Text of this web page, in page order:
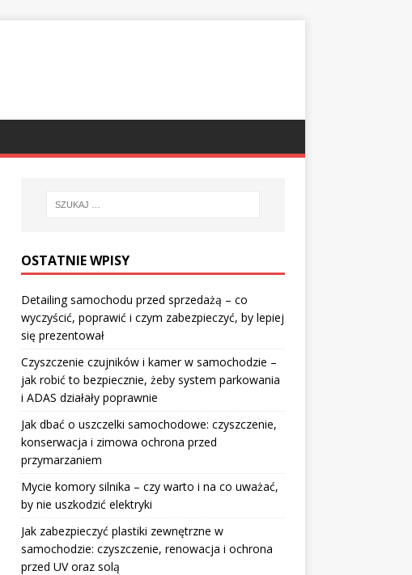
OSTATNIE WPISY
Detailing samochodu przed sprzedażą – co
wyczyścić, poprawić i czym zabezpieczyć, by lepiej
się prezentował
Czyszczenie czujników i kamer w samochodzie –
jak robić to bezpiecznie, żeby system parkowania
i ADAS działały poprawnie
Jak dbać o uszczelki samochodowe: czyszczenie,
konserwacja i zimowa ochrona przed
przymarzaniem
Mycie komory silnika – czy warto i na co uważać,
by nie uszkodzić elektryki
Jak zabezpieczyć plastiki zewnętrzne w
samochodzie: czyszczenie, renowacja i ochrona
przed UV oraz solą